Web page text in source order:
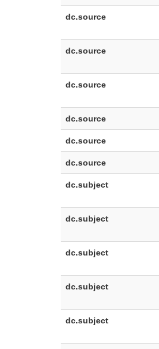
dc.source
dc.source
dc.source
dc.source
dc.source
dc.source
dc.subject
dc.subject
dc.subject
dc.subject
dc.subject